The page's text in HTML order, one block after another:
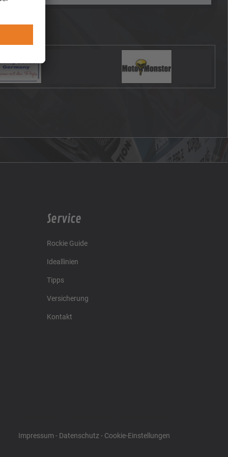
Service
Rockie Guide
Ideallinien
Tipps
Versicherung
Kontakt
Impressum - Datenschutz- Cookie-Einstellungen